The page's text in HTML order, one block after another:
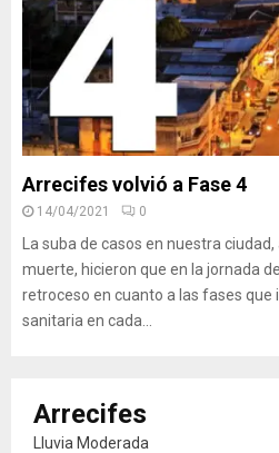
Arrecifes volvió a Fase 4
14/04/2021 0
La suba de casos en nuestra
muerte, hicieron que en la jornada
retroceso en cuanto a las fases que
sanitaria en cada...
Arrecifes
Lluvia Moderada